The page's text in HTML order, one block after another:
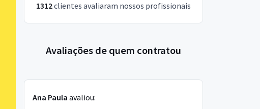
1312clientes avaliaram nossos profissionais
Avaliações de quem contratou
Ana Paula avaliou: